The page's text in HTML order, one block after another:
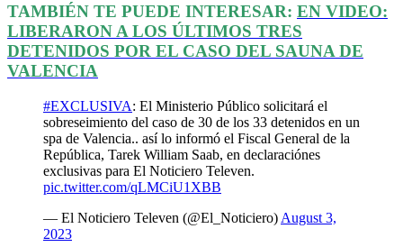
TAMBIÉN TE PUEDE INTERESAR: EN VIDEO:
LIBERARON A LOS ÚLTIMOS TRES
DETENIDOS POR EL CASO DEL SAUNA DE
VALENCIA
#EXCLUSIVA: El Ministerio Público solicitará el
sobreseimiento del caso de 30 de los 33 detenidos en un
spa de Valencia.. así lo informó el Fiscal General de la
República, Tarek William Saab, en declaraciónes
exclusivas para El Noticiero Televen.
pic.twitter.com/qLMCiU1XBB
— El Noticiero Televen (@El_Noticiero) August 3,
2023